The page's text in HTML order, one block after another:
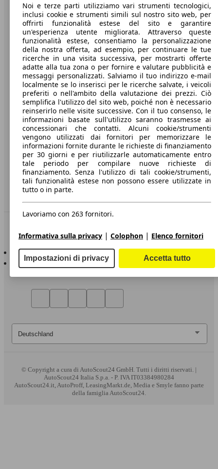
Benvenuti su AutoScout24, il mercato auto europeo.
Società
A proposito di AutoScout24
Stampa
Media
Condizioni generali
Informazioni
Privacy
Dichiarazione di Accessibilità
Servizi
AutoScout24 per iOS
AutoScout24 per Android
© Copyright a cura di AutoScout24 GmbH. Tutti i diritti riservati. |
AutoScout24 Italia S.p.a. - P. IVA IT03384980284
AutoScout24.it, AutoProff, LeasingMarkt.de, Media e Smyle fanno parte
della famiglia AutoScout24.
Noi e terze parti utilizziamo vari strumenti tecnologici,
inclusi cookie e strumenti simili sul nostro sito web, per
offrirti funzionalità estese del sito e garantire
un'esperienza utente migliorata. Attraverso queste
funzionalità estese, consentiamo la personalizzazione
della nostra offerta, ad esempio, per continuare le tue
ricerche in una visita successiva, per mostrarti offerte
adatte alla tua zona o per fornire e valutare pubblicità e
messaggi personalizzati. Salviamo il tuo indirizzo e-mail
localmente se lo inserisci per le ricerche salvate, i veicoli
preferiti o nell'ambito della valutazione dei prezzi. Ciò
semplifica l'utilizzo del sito web, poiché non è necessario
reinserirlo nelle visite successive. Con il tuo consenso, le
informazioni basate sull'utilizzo saranno trasmesse ai
concessionari che contatti. Alcuni cookie/strumenti
vengono utilizzati dai fornitori per memorizzare le
informazioni fornite durante le richieste di finanziamento
per 30 giorni e per riutilizzarle automaticamente entro
tale periodo per compilare nuove richieste di
finanziamento. Senza l'utilizzo di tali cookie/strumenti,
tali funzionalità estese non possono essere utilizzate in
tutto o in parte.
Lavoriamo con 263 fornitori.
Informativa sulla privacy | Colophon | Elenco fornitori
Impostazioni di privacy Accetta tutto